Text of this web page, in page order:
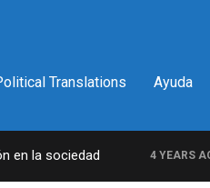
Translations Ayuda
la sociedad 4 YEARS AGO